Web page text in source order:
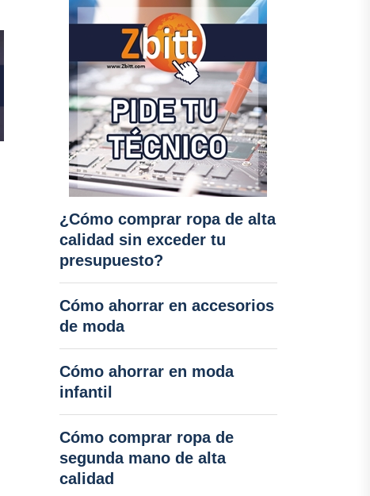
¿Cómo comprar ropa de alta
calidad sin exceder tu
presupuesto?
Cómo ahorrar en accesorios
de moda
Cómo ahorrar en moda
infantil
Cómo comprar ropa de
segunda mano de alta
calidad